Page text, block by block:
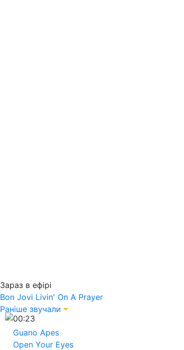
Зараз в ефірі
Bon Jovi Livin' On A Prayer
Раніше звучали
00:23
Guano Apes
Open Your Eyes